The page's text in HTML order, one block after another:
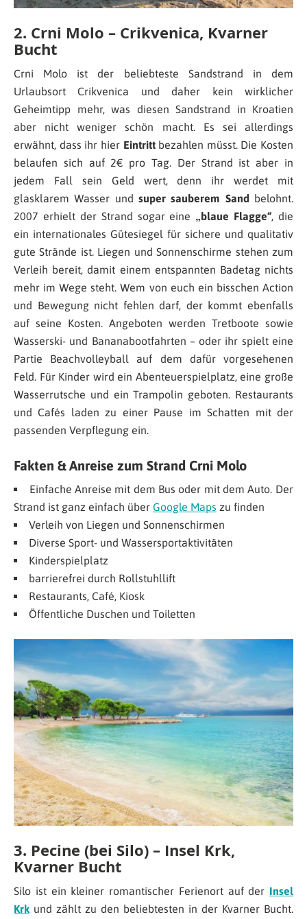
2. Crni Molo – Crikvenica, Kvarner
Bucht
Crni Molo ist der beliebteste Sandstrand in dem
Urlaubsort Crikvenica und daher kein wirklicher
Geheimtipp mehr, was diesen Sandstrand in Kroatien
aber nicht weniger schön macht. Es sei allerdings
erwähnt, dass ihr hier Eintrittbezahlen müsst. Die Kosten
belaufen sich auf 2€ pro Tag. Der Strand ist aber in
jedem Fall sein Geld wert, denn ihr werdet mit
glasklarem Wasser und super sauberem Sand
belohnt.
2007 erhielt der Strand sogar eine „blaue Flagge“, die
ein internationales Gütesiegel für sichere und qualitativ
gute Strände ist. Liegen und Sonnenschirme stehen zum
Verleih bereit, damit einem entspannten Badetag nichts
mehr im Wege steht. Wem von euch ein bisschen Action
und Bewegung nicht fehlen darf, der kommt ebenfalls
auf seine Kosten. Angeboten werden Tretboote sowie
Wasserski- und Bananabootfahrten – oder ihr spielt eine
Partie Beachvolleyball auf dem dafür vorgesehenen
Feld. Für Kinder wird ein Abenteuerspielplatz, eine große
Wasserrutsche und ein Trampolin geboten. Restaurants
und Cafés laden zu einer Pause im Schatten mit der
passenden Verpflegung ein.
Fakten & Anreise zum Strand Crni Molo
Einfache Anreise mit dem Bus oder mit dem Auto. Der
Strand ist ganz einfach über Google Maps zu finden
Verleih von Liegen und Sonnenschirmen
Diverse Sport- und Wassersportaktivitäten
Kinderspielplatz
barrierefrei durch Rollstuhllift
Restaurants, Café, Kiosk
Öffentliche Duschen und Toiletten
3. Pecine (bei Silo) – Insel Krk,
Kvarner Bucht
Silo ist ein kleiner romantischer Ferienort auf der Insel
Krk und zählt zu den beliebtesten in der Kvarner Bucht.